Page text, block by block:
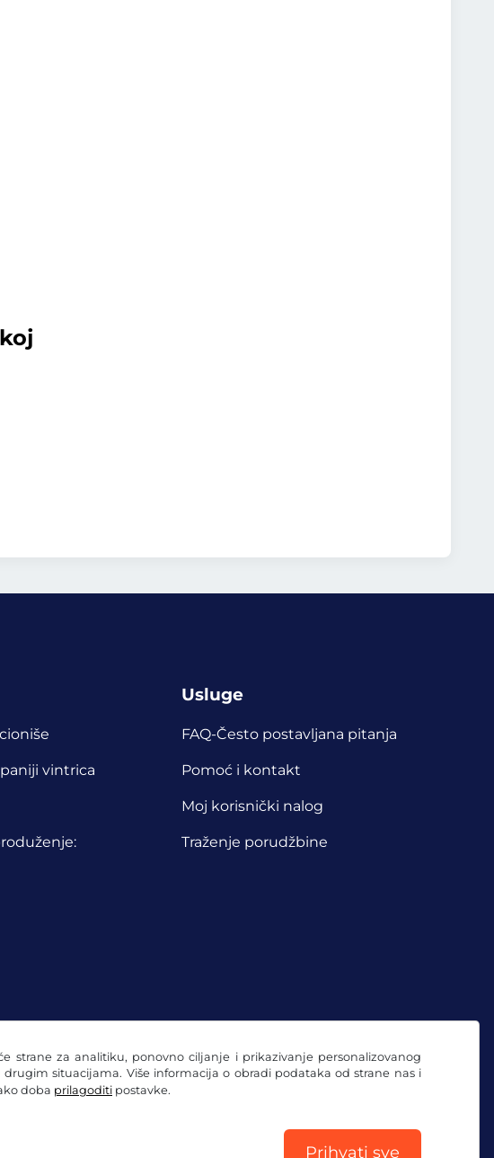
strane za analitiku, ponovno ciljanje i prikazivanje personalizovanog
situacijama. Više informacija o obradi podataka od strane nas i
doba prilagoditi postavke.
Prihvati sve
vintrica
Usluge
FAQ-Često postavljana pitanja
Pomoć i kontakt
Moj korisnički nalog
Traženje porudžbine